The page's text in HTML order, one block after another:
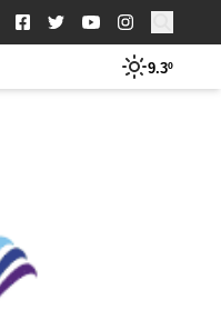
Buscar:
9.3º